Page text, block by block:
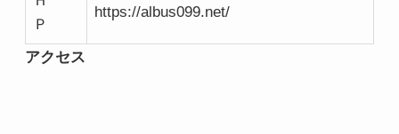
Ｐ
https://albus099.net/
アクセス